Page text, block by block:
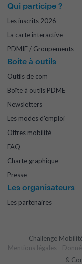
Qui participe ?
Les inscrits 2026
La carte interactive
PDMIE / Groupements
Boite à outils
Outils de com
Boîte à outils PDME
Newsletters
Les modes d'emploi
Offres mobilité
FAQ
Charte graphique
Presse
Les organisateurs
Les partenaires
Challenge
Mentions légales -
&